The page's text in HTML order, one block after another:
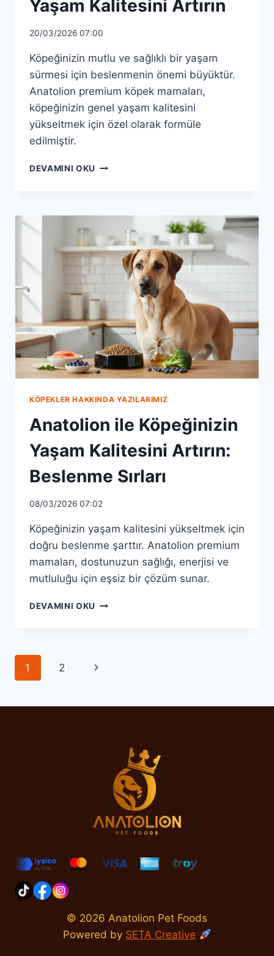
Yaşam Kalitesini Artırın
20/03/2026 07:00
Köpeğinizin mutlu ve sağlıklı bir yaşam
sürmesi için beslenmenin önemi büyüktür.
Anatolion premium köpek mamaları,
köpeğinizin genel yaşam kalitesini
yükseltmek için özel olarak formüle
edilmiştir.
DEVAMINI OKU ANATOLION
KALITESINI
ARTIRIN
KÖPEKLER HAKKINDA YAZILARIMIZ
Anatolion ile Köpeğinizin
Yaşam Kalitesini Artırın:
Beslenme Sırları
08/03/2026 07:02
Köpeğinizin yaşam kalitesini yükseltmek için
doğru beslenme şarttır. Anatolion premium
mamaları, dostunuzun sağlığı, enerjisi ve
mutluluğu için eşsiz bir çözüm sunar.
DEVAMINI OKU ANATOLION
ARTIRIN:
Page
1 2
Next
© 2026 Anatolion Pet Foods
Powered by SETA Creative